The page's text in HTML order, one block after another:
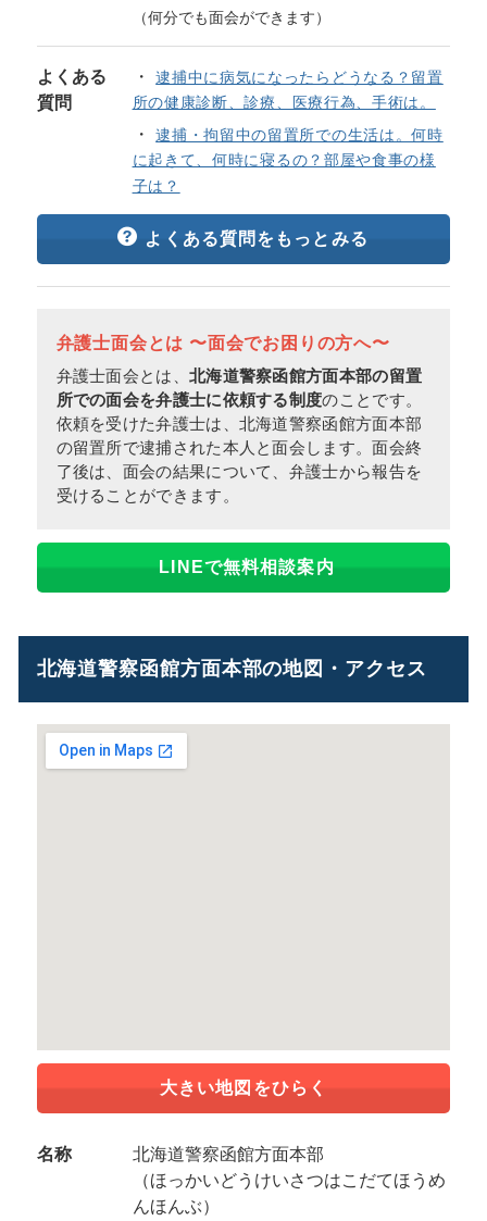
（何分でも面会ができます）
よくある
質問
逮捕中に病気になったらどうなる？留置
所の健康診断、診療、医療行為、手術は。
逮捕・拘留中の留置所での生活は。何時
に起きて、何時に寝るの？部屋や食事の様
子は？
よくある質問をもっとみる
弁護士面会とは 〜面会でお困りの方へ〜
弁護士面会とは、 北海道警察函館方面本部の留置
所での面会を弁護士に依頼する制度のことです。
依頼を受けた弁護士は、北海道警察函館方面本部
の留置所で逮捕された本人と面会します。面会終
了後は、面会の結果について、弁護士から報告を
受けることができます。
LINEで無料相談案内
北海道警察函館方面本部の地図・アクセス
大きい地図をひらく
名称
北海道警察函館方面本部
（ほっかいどうけいさつはこだてほうめ
んほんぶ）